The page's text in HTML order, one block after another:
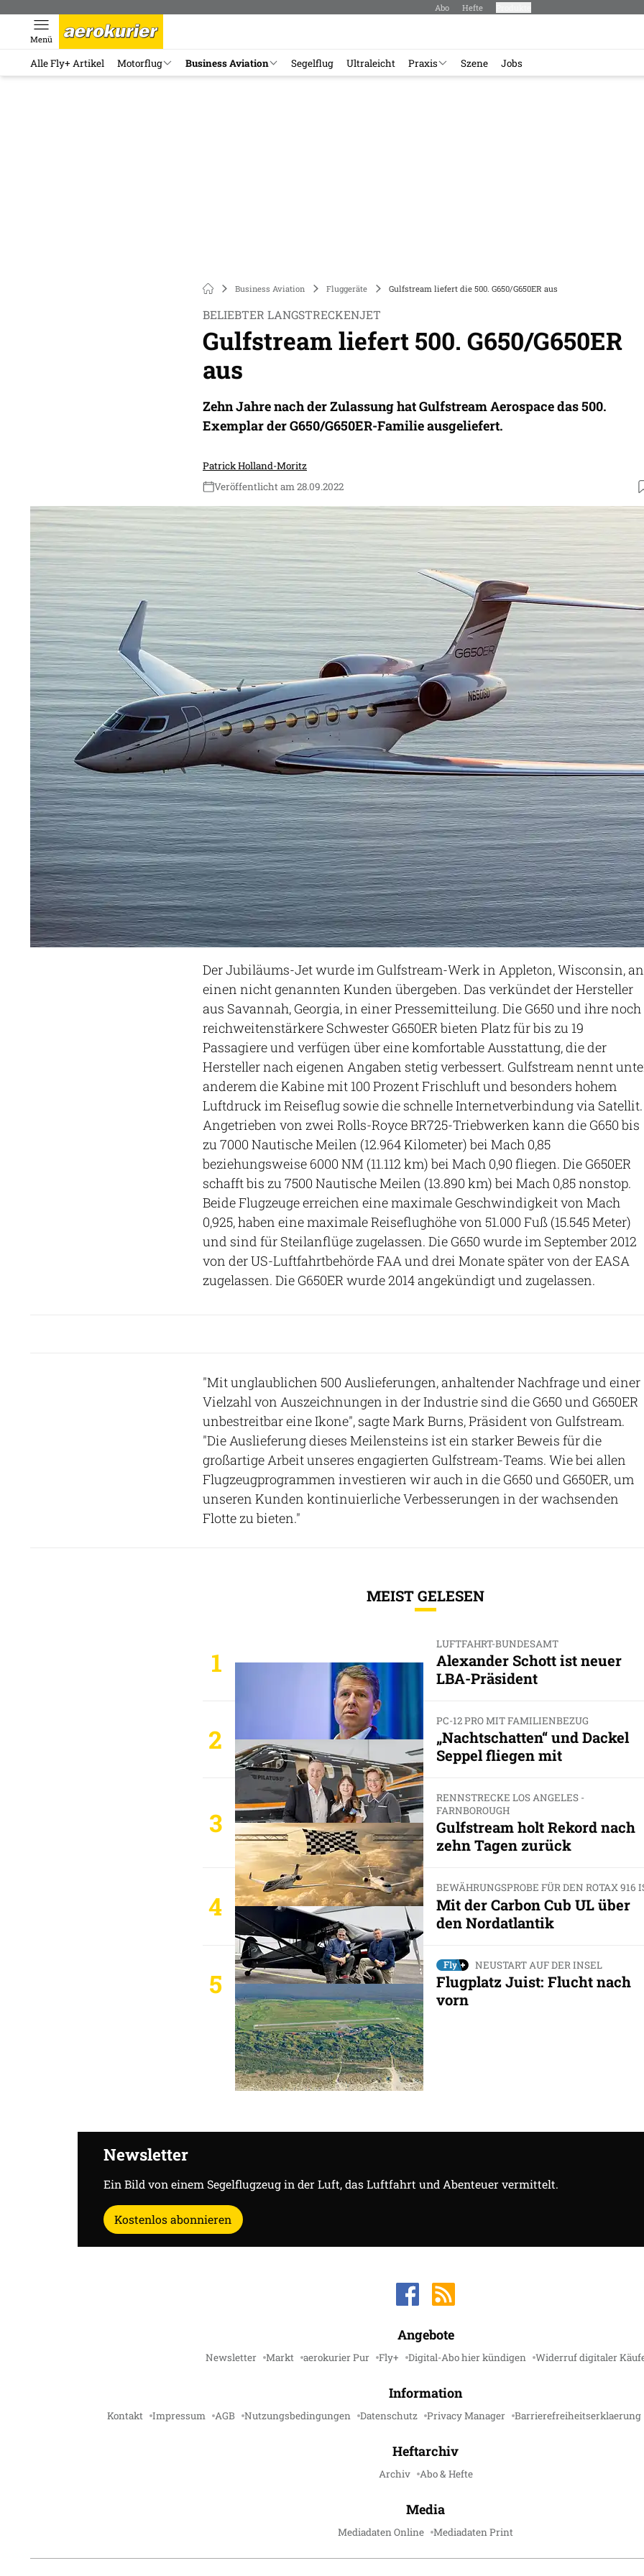
Abo Hefte
Menü
Alle Fly+ Artikel Motorflug Business Aviation Segelflug Ultraleicht Praxis Szene Jobs
Business Aviation Fluggeräte Gulfstream liefert die 500. G650/G650ER aus
BELIEBTER LANGSTRECKENJET
Gulfstream liefert 500. G650/G650ER
aus
Zehn Jahre nach der Zulassung hat Gulfstream Aerospace das 500.
Exemplar der G650/G650ER-Familie ausgeliefert.
Patrick Holland-Moritz
Veröffentlicht am 28.09.2022
Der Jubiläums-Jet wurde im Gulfstream-Werk in Appleton, Wisconsin, an
einen nicht genannten Kunden übergeben. Das verkündet der Hersteller
aus Savannah, Georgia, in einer Pressemitteilung. Die G650 und ihre noch
reichweitenstärkere Schwester G650ER bieten Platz für bis zu 19
Passagiere und verfügen über eine komfortable Ausstattung, die der
Hersteller nach eigenen Angaben stetig verbessert. Gulfstream nennt
anderem die Kabine mit 100 Prozent Frischluft und besonders hohem
Luftdruck im Reiseflug sowie die schnelle Internetverbindung via Satellit.
Angetrieben von zwei Rolls-Royce BR725-Triebwerken kann die G650 bis
zu 7000 Nautische Meilen (12.964 Kilometer) bei Mach 0,85
beziehungsweise 6000 NM (11.112 km) bei Mach 0,90 fliegen. Die G650ER
schafft bis zu 7500 Nautische Meilen (13.890 km) bei Mach 0,85 nonstop.
Beide Flugzeuge erreichen eine maximale Geschwindigkeit von Mach
0,925, haben eine maximale Reiseflughöhe von 51.000 Fuß (15.545 Meter)
und sind für Steilanflüge zugelassen. Die G650 wurde im September 2012
von der US-Luftfahrtbehörde FAA und drei Monate später von der EASA
zugelassen. Die G650ER wurde 2014 angekündigt und zugelassen.
"Mit unglaublichen 500 Auslieferungen, anhaltender Nachfrage und einer
Vielzahl von Auszeichnungen in der Industrie sind die G650 und G650ER
unbestreitbar eine Ikone", sagte Mark Burns, Präsident von Gulfstream.
"Die Auslieferung dieses Meilensteins ist ein starker Beweis für die
großartige Arbeit unseres engagierten Gulfstream-Teams. Wie bei allen
Flugzeugprogrammen investieren wir auch in die G650 und G650ER, um
unseren Kunden kontinuierliche Verbesserungen in der wachsenden
Flotte zu bieten."
MEIST GELESEN
1
LUFTFAHRT-BUNDESAMT
Alexander Schott ist neuer
LBA-Präsident
2
PC-12 PRO MIT FAMILIENBEZUG
„Nachtschatten“ und Dackel
Seppel fliegen mit
3
RENNSTRECKE LOS ANGELES -
FARNBOROUGH
Gulfstream holt Rekord nach
zehn Tagen zurück
4
BEWÄHRUNGSPROBE FÜR DEN ROTAX 916
Mit der Carbon Cub UL über
den Nordatlantik
5
NEUSTART AUF DER INSEL
Flugplatz Juist: Flucht nach
vorn
Newsletter
Ein Bild von einem Segelflugzeug in der Luft, das Luftfahrt und Abenteuer vermittelt.
Kostenlos abonnieren
Angebote
Newsletter Markt aerokurier Pur Fly+ Digital-Abo hier kündigen Widerruf digitaler
Information
Kontakt Impressum AGB Nutzungsbedingungen Datenschutz Privacy Manager Barrierefreiheitserklaerung
Heftarchiv
Archiv Abo & Hefte
Media
Mediadaten Online Mediadaten Print